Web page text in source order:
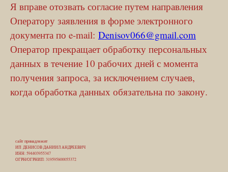
Я вправе отозвать согласие путем направления
Оператору заявления в форме электронного
документа по e-mail: Denisov066@gmail.com
Оператор прекращает обработку персональных
данных в течение 10 рабочих дней с момента
получения запроса, за исключением случаев,
когда обработка данных обязательна по закону.
сайт принадлежит
ИП ДЕНИСОВ ДАНИИЛ АНДРЕЕВИЧ
ИНН: 594403955347
ОГРН/ОГРНИП: 319595800055372